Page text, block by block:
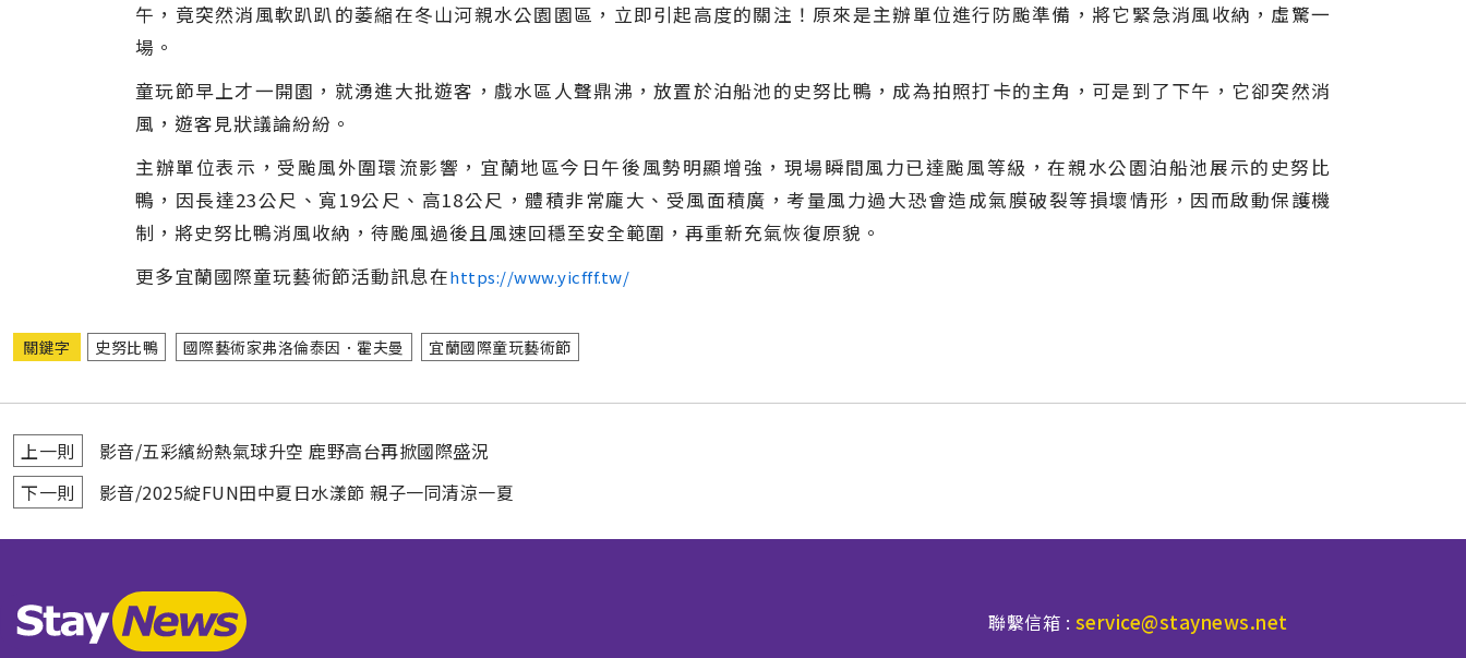
午，竟突然消風軟趴趴的萎縮在冬山河親水公園園區，立即引起高度的關注！原來是主辦單位進行防颱準備，將它緊急消風收納，虛驚一
場。
童玩節早上才一開園，就湧進大批遊客，戲水區人聲鼎沸，放置於泊船池的史努比鴨，成為拍照打卡的主角，可是到了下午，它卻突然消
風，遊客見狀議論紛紛。
主辦單位表示，受颱風外圍環流影響，宜蘭地區今日午後風勢明顯增強，現場瞬間風力已達颱風等級，在親水公園泊船池展示的史努比
鴨，因長達23公尺、寬19公尺、高18公尺，體積非常龐大、受風面積廣，考量風力過大恐會造成氣膜破裂等損壞情形，因而啟動保護機
制，將史努比鴨消風收納，待颱風過後且風速回穩至安全範圍，再重新充氣恢復原貌。
更多宜蘭國際童玩藝術節活動訊息在https://www.yicfff.tw/
關鍵字 史努比鴨 國際藝術家弗洛倫泰因．霍夫曼 宜蘭國際童玩藝術節
上一則
影音/五彩繽紛熱氣球升空 鹿野高台再掀國際盛況
下一則
影音/2025綻FUN田中夏日水漾節 親子一同清涼一夏
聯繫信箱 : service@staynews.net